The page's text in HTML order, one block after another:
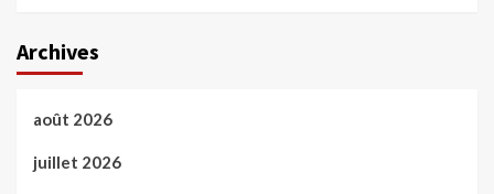
Archives
août 2026
juillet 2026